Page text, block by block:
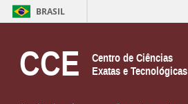
BRASIL
CCE
Centro de Ciências
Exatas e Tecnológicas